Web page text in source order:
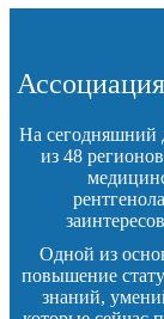
На сегодняшний
из 48
Одной из
повышение
знаний,